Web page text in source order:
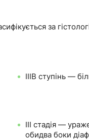
за
IIIB ступінь —
III стадія —
обидва боки